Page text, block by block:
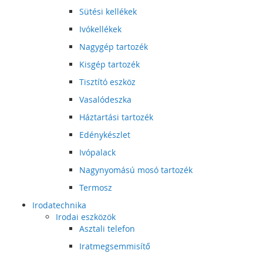
Sütési kellékek
Ivókellékek
Nagygép tartozék
Kisgép tartozék
Tisztító eszköz
Vasalódeszka
Háztartási tartozék
Edénykészlet
Ivópalack
Nagynyomású mosó tartozék
Termosz
Irodatechnika
Irodai eszközök
Asztali telefon
Iratmegsemmisítő